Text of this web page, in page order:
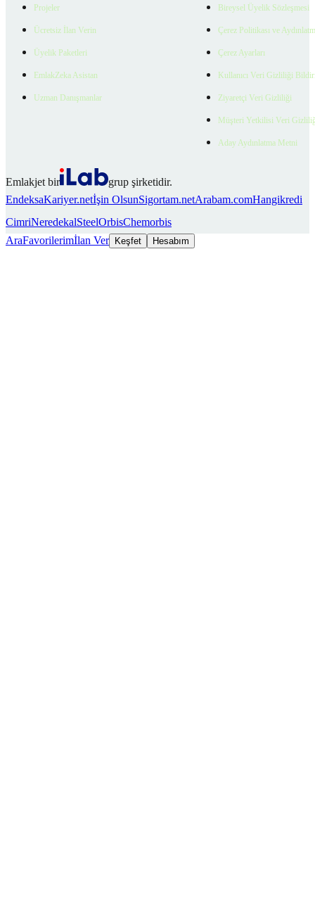
Projeler
Ücretsiz İlan Verin
Üyelik Paketleri
EmlakZeka Asistan
Uzman Danışmanlar
Bireysel Üyelik Sözleşmesi
Çerez Politikası ve
Çerez Ayarları
Kullanıcı Veri Gizliliği
Ziyaretçi Veri Gizliliği
Müşteri Yetkilisi Veri
Aday Aydınlatma Metni
Emlakjet bir
grup şirketidir.
EndeksaKariyer.netİşin OlsunSigortam.netArabam.comHangikredi
CimriNeredekalSteelOrbisChemorbis
AraFavorilerimİlan Ver Keşfet Hesabım